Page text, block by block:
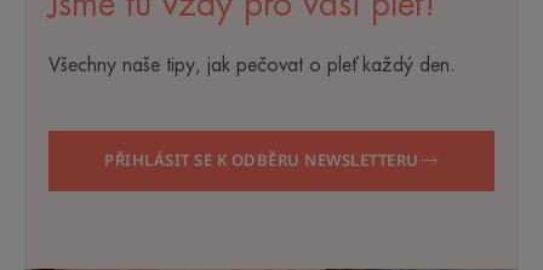
Všechny naše tipy, jak pečovat o pleť každý den.
PŘIHLÁSIT SE K ODBĚRU NEWSLETTERU